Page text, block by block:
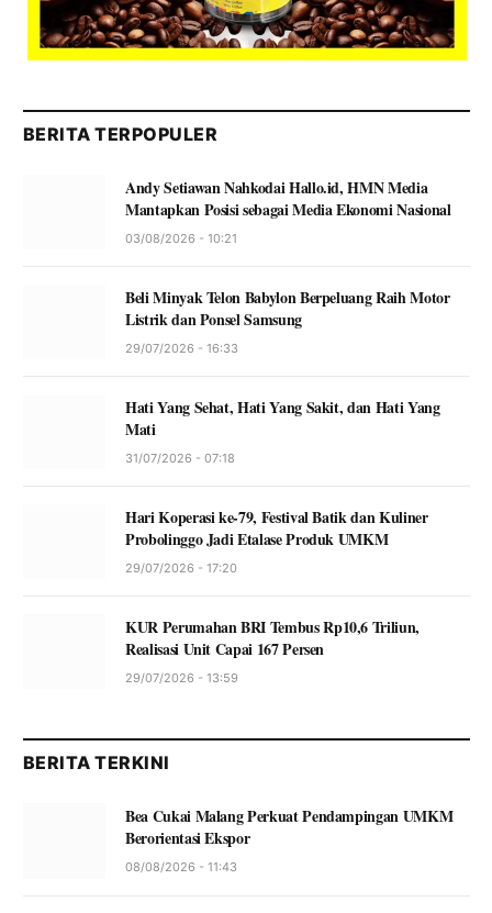
BERITA TERPOPULER
Andy Setiawan Nahkodai Hallo.id, HMN Media
Mantapkan Posisi sebagai Media Ekonomi Nasional
03/08/2026 - 10:21
Beli Minyak Telon Babylon Berpeluang Raih Motor
Listrik dan Ponsel Samsung
29/07/2026 - 16:33
Hati Yang Sehat, Hati Yang Sakit, dan Hati Yang
Mati
31/07/2026 - 07:18
Hari Koperasi ke-79, Festival Batik dan Kuliner
Probolinggo Jadi Etalase Produk UMKM
29/07/2026 - 17:20
KUR Perumahan BRI Tembus Rp10,6 Triliun,
Realisasi Unit Capai 167 Persen
29/07/2026 - 13:59
BERITA TERKINI
Bea Cukai Malang Perkuat Pendampingan UMKM
Berorientasi Ekspor
08/08/2026 - 11:43